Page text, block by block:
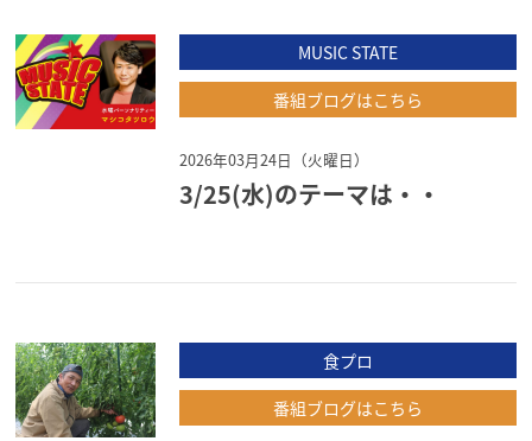
MUSIC STATE
番組ブログはこちら
2026年03月24日（火曜日）
3/25(水)のテーマは・・
食プロ
番組ブログはこちら